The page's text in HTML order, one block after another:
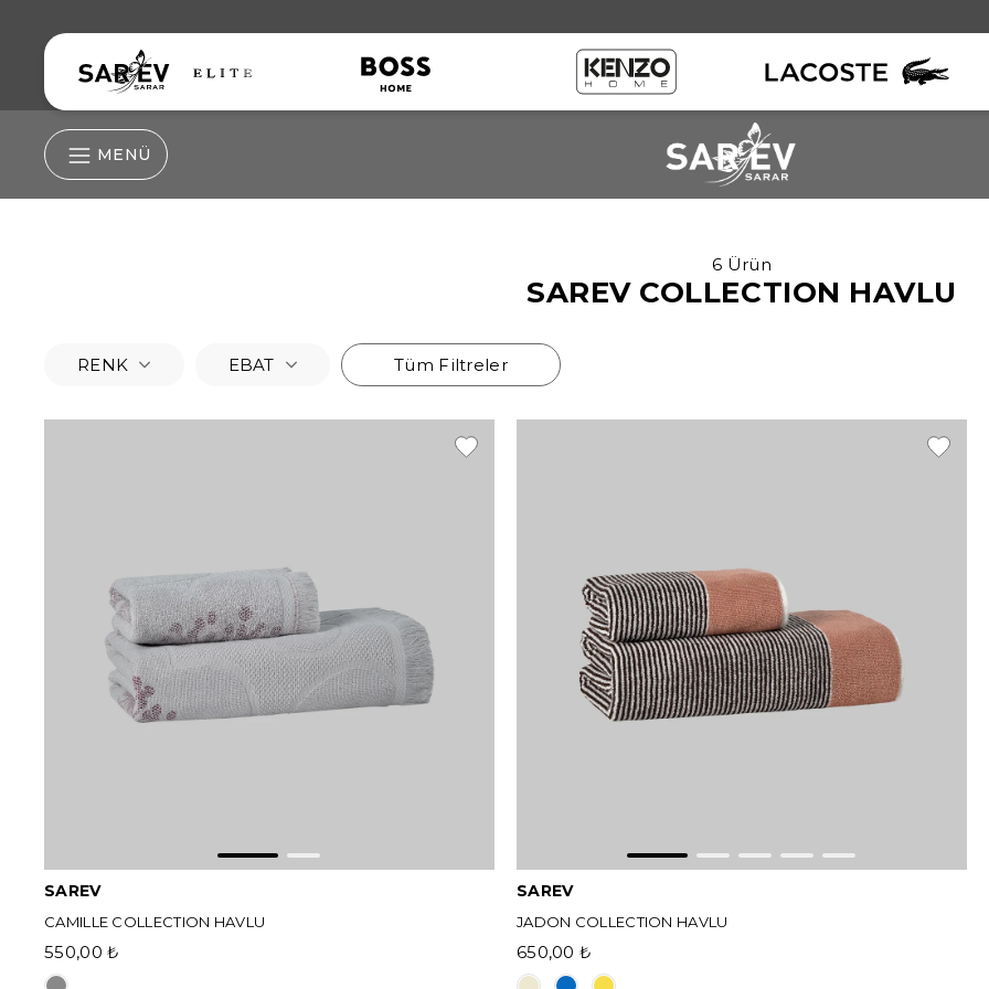
MENÜ
6 Ürün
SAREV COLLECTION HAVLU
Tüm Filtreler
RENK EBAT
SAREV
CAMILLE COLLECTION HAVLU
550,00 ₺
SAREV
JADON COLLECTION HAVLU
650,00 ₺